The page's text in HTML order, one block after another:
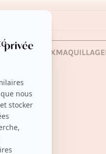
SOINSCHEVEUXMAQUILLAGE